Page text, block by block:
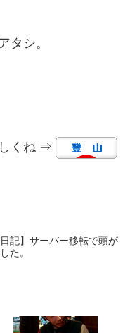
タシ。
くね ⇒
日記】サーバー移転で頭が
た。